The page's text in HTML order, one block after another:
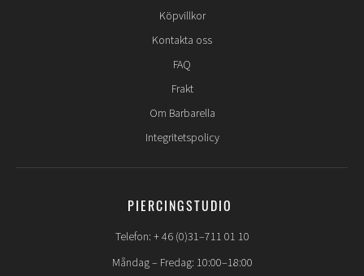
Köpvillkor
Kontakta oss
FAQ
Frakt
Om Barbarella
Integritetspolicy
PIERCINGSTUDIO
Telefon: + 46 (0)31–711 01 10
Måndag – Fredag: 10:00–18:00